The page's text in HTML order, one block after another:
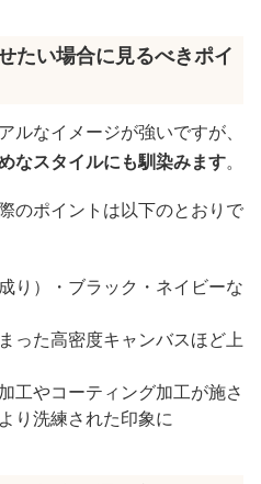
たい場合に見るべきポイ
ルなイメージが強いですが、
なスタイルにも馴染みます。
のポイントは以下のとおりで
り）・ブラック・ネイビーな
った高密度キャンバスほど上
工やコーティング加工が施さ
り洗練された印象に